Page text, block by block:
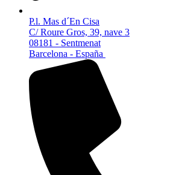
P.l. Mas d´En Cisa
C/ Roure Gros, 39, nave 3
08181 - Sentmenat
Barcelona - España